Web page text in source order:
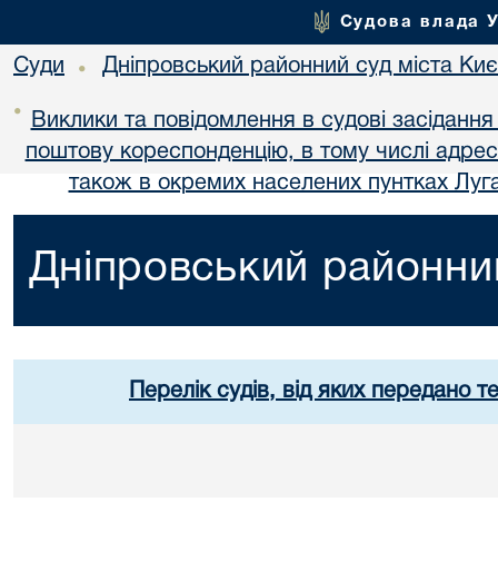
Судова влада
Суди • Дніпровський районний суд міста
•
Виклики та повідомлення в судові
поштову кореспонденцію, в тому числі
також в окремих населених пунтках
Дніпровський
Перелік судів, від яких передано